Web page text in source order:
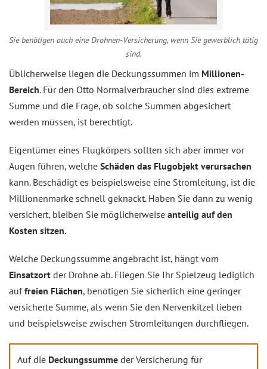
Sie benötigen auch eine Drohnen-Versicherung, wenn Sie gewerblich tätig
sind.
Üblicherweise liegen die Deckungssummen im Millionen-
Bereich. Für den Otto Normalverbraucher sind dies extreme
Summe und die Frage, ob solche Summen abgesichert
werden müssen, ist berechtigt.
Eigentümer eines Flugkörpers sollten sich aber immer vor
Augen führen, welche Schäden das Flugobjekt verursachen
kann. Beschädigt es beispielsweise eine Stromleitung, ist die
Millionenmarke schnell geknackt. Haben Sie dann zu wenig
versichert, bleiben Sie möglicherweise anteilig auf den
Kosten sitzen.
Welche Deckungssumme angebracht ist, hängt vom
Einsatzort der Drohne ab. Fliegen Sie Ihr Spielzeug lediglich
auffreien Flächen, benötigen Sie sicherlich eine geringer
versicherte Summe, als wenn Sie den Nervenkitzel lieben
und beispielsweise zwischen Stromleitungen durchfliegen.
Auf die Deckungssumme der Versicherung für